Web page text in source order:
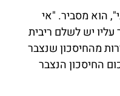
הוא מסביר. "אי
יש לשלם ריבית
מהחיסכון שנצבר
החיסכון הנצבר